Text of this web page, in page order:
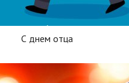
С днем отца